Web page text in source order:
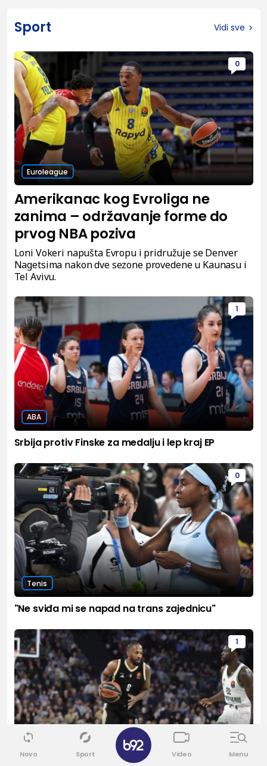
Sport Vidi sve
0
Euroleague
Amerikanac kog Evroliga ne
zanima – održavanje forme do
prvog NBA poziva
Loni Vokeri napušta Evropu i pridružuje se Denver
Nagetsima nakon dve sezone provedene u Kaunasu i
Tel Avivu.
1
ABA
Srbija protiv Finske za medalju i lep kraj EP
0
Tenis
"Ne sviđa mi se napad na trans zajednicu"
1
Novo Sport Video Menu
✕